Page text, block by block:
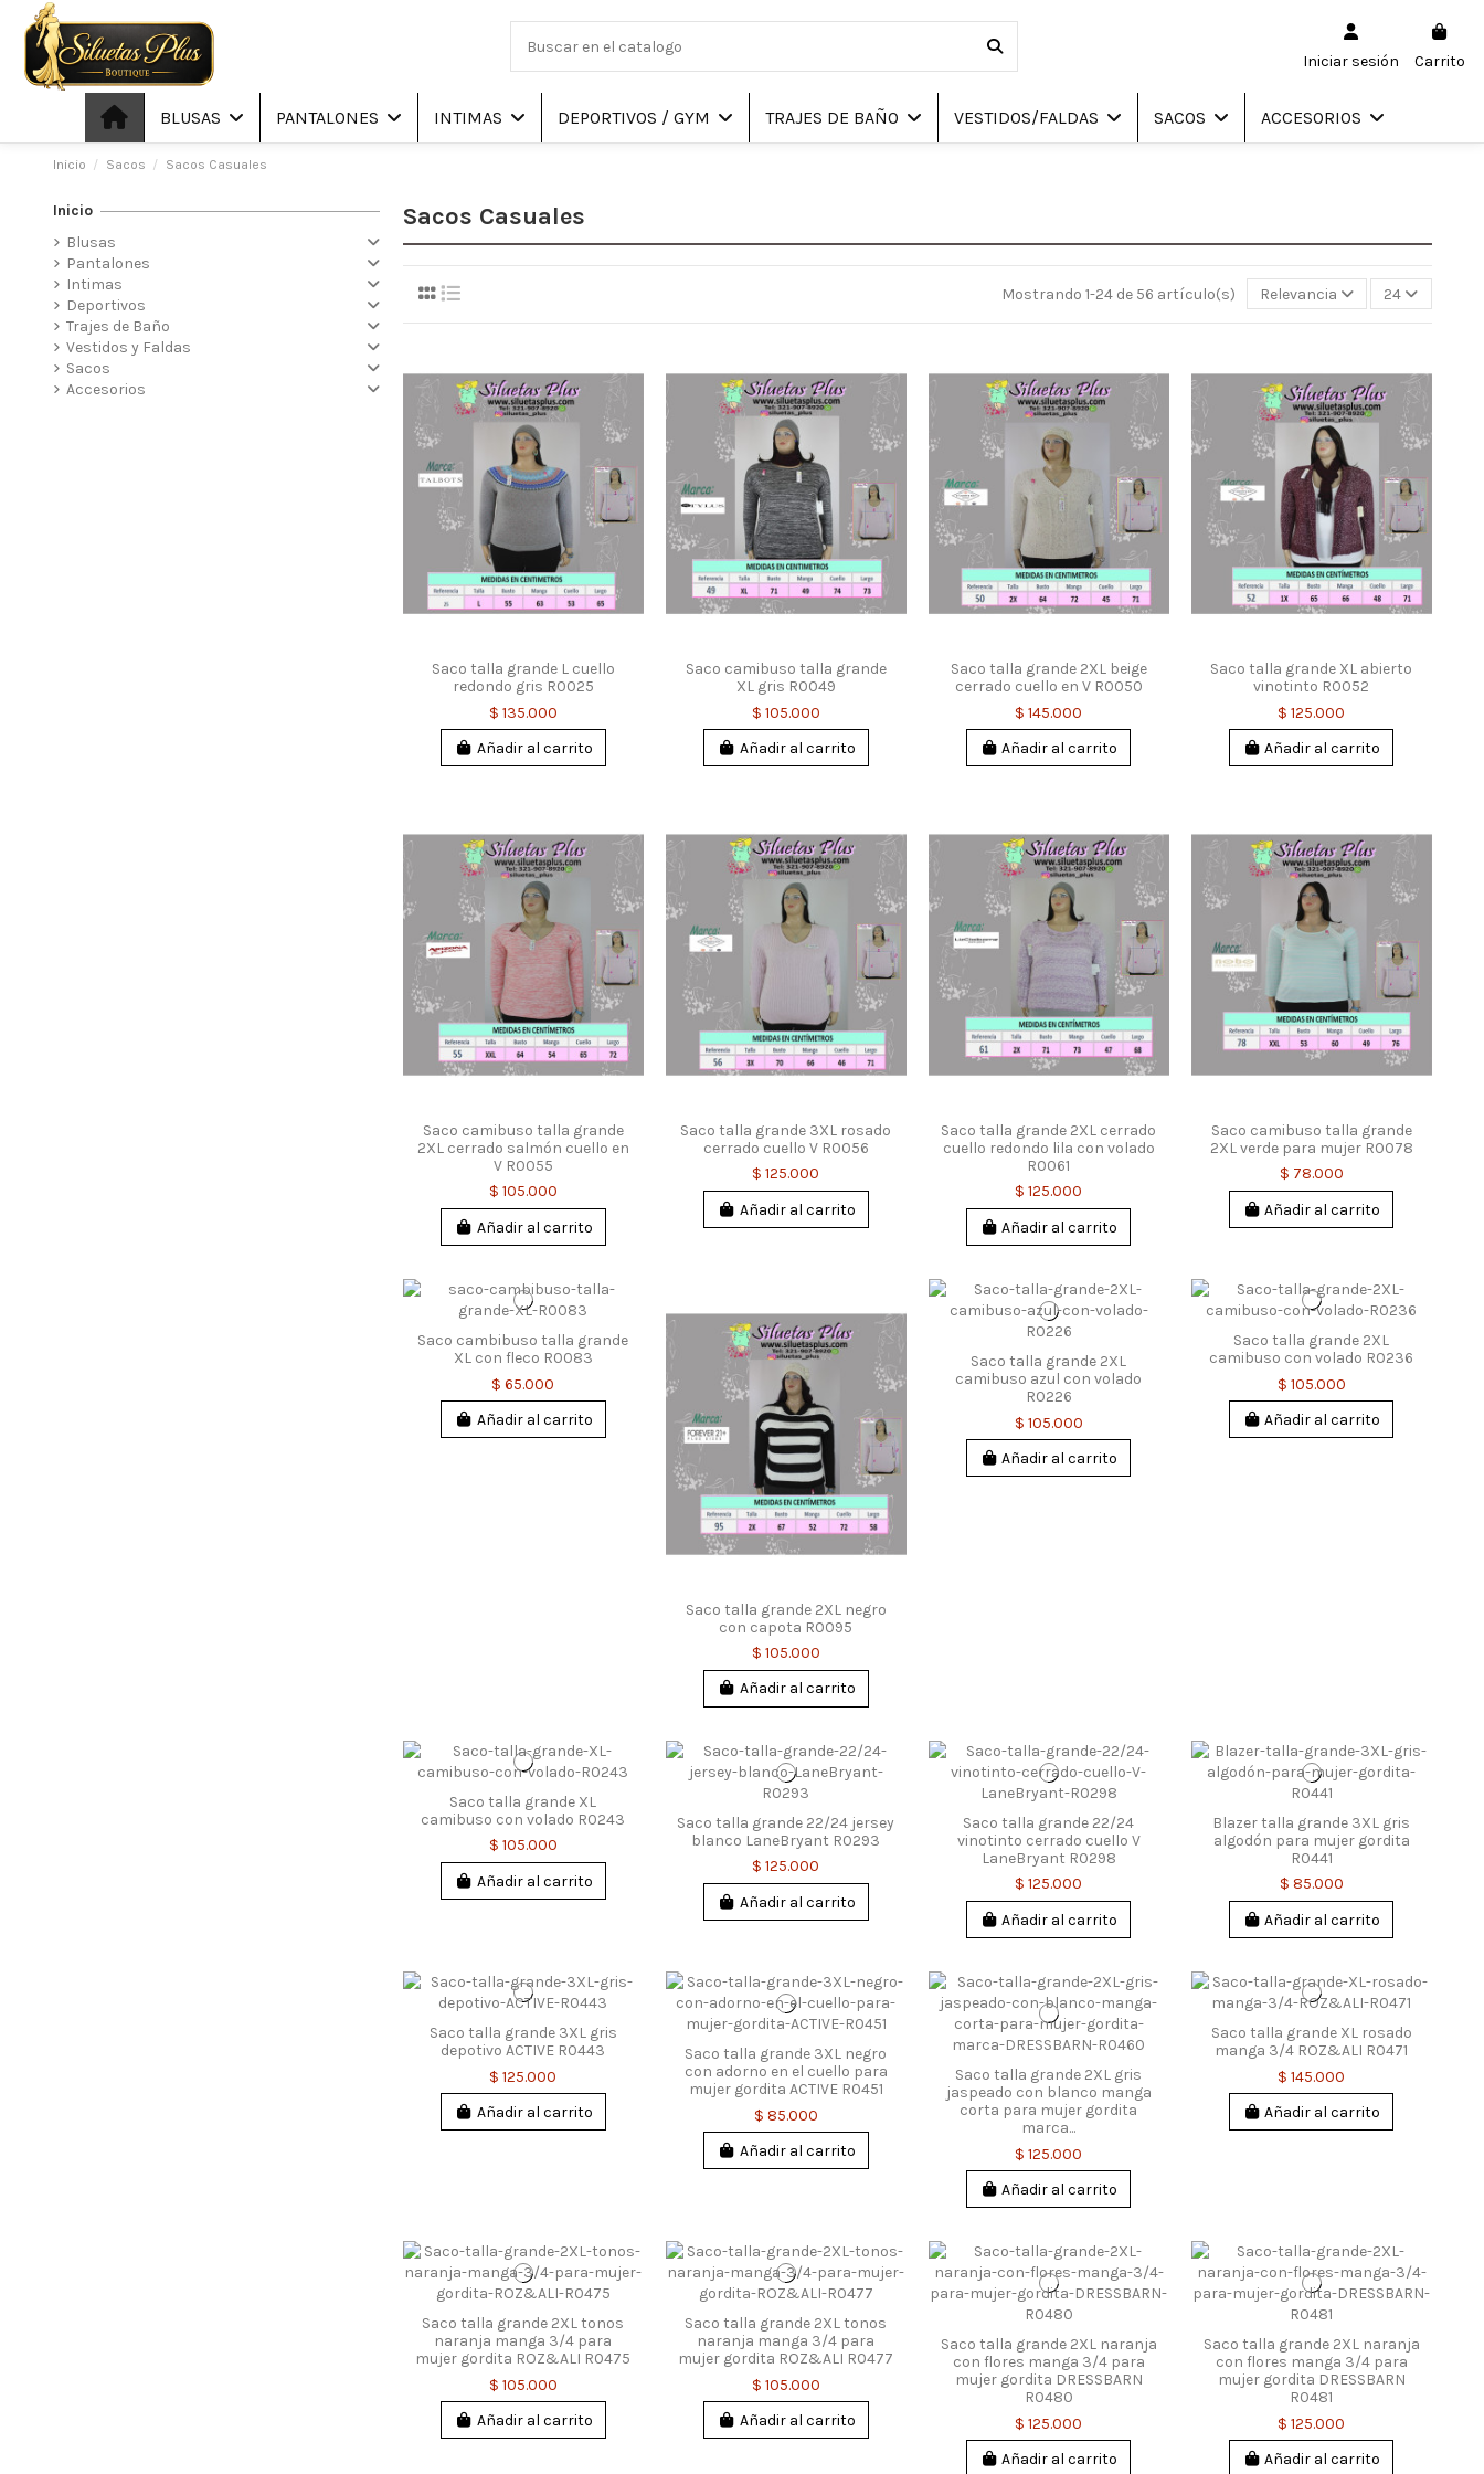
Iniciar sesión Carrito
BLUSAS PANTALONES INTIMAS DEPORTIVOS / GYM TRAJES DE BAÑO VESTIDOS/FALDAS SACOS ACCESORIOS
Inicio Sacos Sacos Casuales
Sacos Casuales
Mostrando 1-24 de 56 artículo(s) Relevancia 24
Saco talla grande L cuello
redondo gris R0025
$ 135.000
Añadir al carrito
Saco camibuso talla grande
XL gris R0049
$ 105.000
Añadir al carrito
Saco talla grande 2XL beige
cerrado cuello en V R0050
$ 145.000
Añadir al carrito
Saco talla grande XL abierto
vinotinto R0052
$ 125.000
Añadir al carrito
Saco camibuso talla grande
2XL cerrado salmón cuello en
V R0055
$ 105.000
Añadir al carrito
Saco talla grande 3XL rosado
cerrado cuello V R0056
$ 125.000
Añadir al carrito
Saco talla grande 2XL cerrado
cuello redondo lila con volado
R0061
$ 125.000
Añadir al carrito
Saco camibuso talla grande
2XL verde para mujer R0078
$ 78.000
Añadir al carrito
Saco cambibuso talla grande
XL con fleco R0083
$ 65.000
Añadir al carrito
Saco talla grande 2XL negro
con capota R0095
$ 105.000
Añadir al carrito
Saco talla grande 2XL
camibuso azul con volado
R0226
$ 105.000
Añadir al carrito
Saco talla grande 2XL
camibuso con volado R0236
$ 105.000
Añadir al carrito
Saco talla grande XL
camibuso con volado R0243
$ 105.000
Añadir al carrito
Saco talla grande 22/24 jersey
blanco LaneBryant R0293
$ 125.000
Añadir al carrito
Saco talla grande 22/24
vinotinto cerrado cuello V
LaneBryant R0298
$ 125.000
Añadir al carrito
Blazer talla grande 3XL gris
algodón para mujer gordita
R0441
$ 85.000
Añadir al carrito
Saco talla grande 3XL gris
depotivo ACTIVE R0443
$ 125.000
Añadir al carrito
Saco talla grande 3XL negro
con adorno en el cuello para
mujer gordita ACTIVE R0451
$ 85.000
Añadir al carrito
Saco talla grande 2XL gris
jaspeado con blanco manga
corta para mujer gordita
marca...
$ 125.000
Añadir al carrito
Saco talla grande XL rosado
manga 3/4 ROZ&ALI R0471
$ 145.000
Añadir al carrito
Saco talla grande 2XL tonos
naranja manga 3/4 para
mujer gordita ROZ&ALI R0475
$ 105.000
Añadir al carrito
Saco talla grande 2XL tonos
naranja manga 3/4 para
mujer gordita ROZ&ALI R0477
$ 105.000
Añadir al carrito
Saco talla grande 2XL naranja
con flores manga 3/4 para
mujer gordita DRESSBARN
R0480
$ 125.000
Añadir al carrito
Saco talla grande 2XL naranja
con flores manga 3/4 para
mujer gordita DRESSBARN
R0481
$ 125.000
Añadir al carrito
Inicio
Blusas
Pantalones
Intimas
Deportivos
Trajes de Baño
Vestidos y Faldas
Sacos
Accesorios